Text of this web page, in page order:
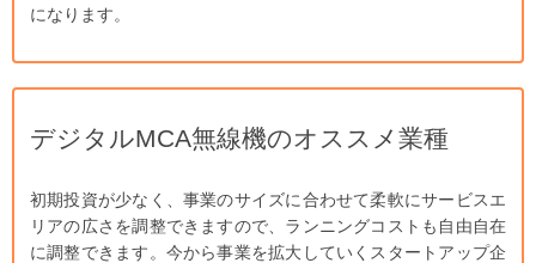
になります。
デジタルMCA無線機のオススメ業種
初期投資が少なく、事業のサイズに合わせて柔軟にサービスエ
リアの広さを調整できますので、ランニングコストも自由自在
に調整できます。今から事業を拡大していくスタートアップ企